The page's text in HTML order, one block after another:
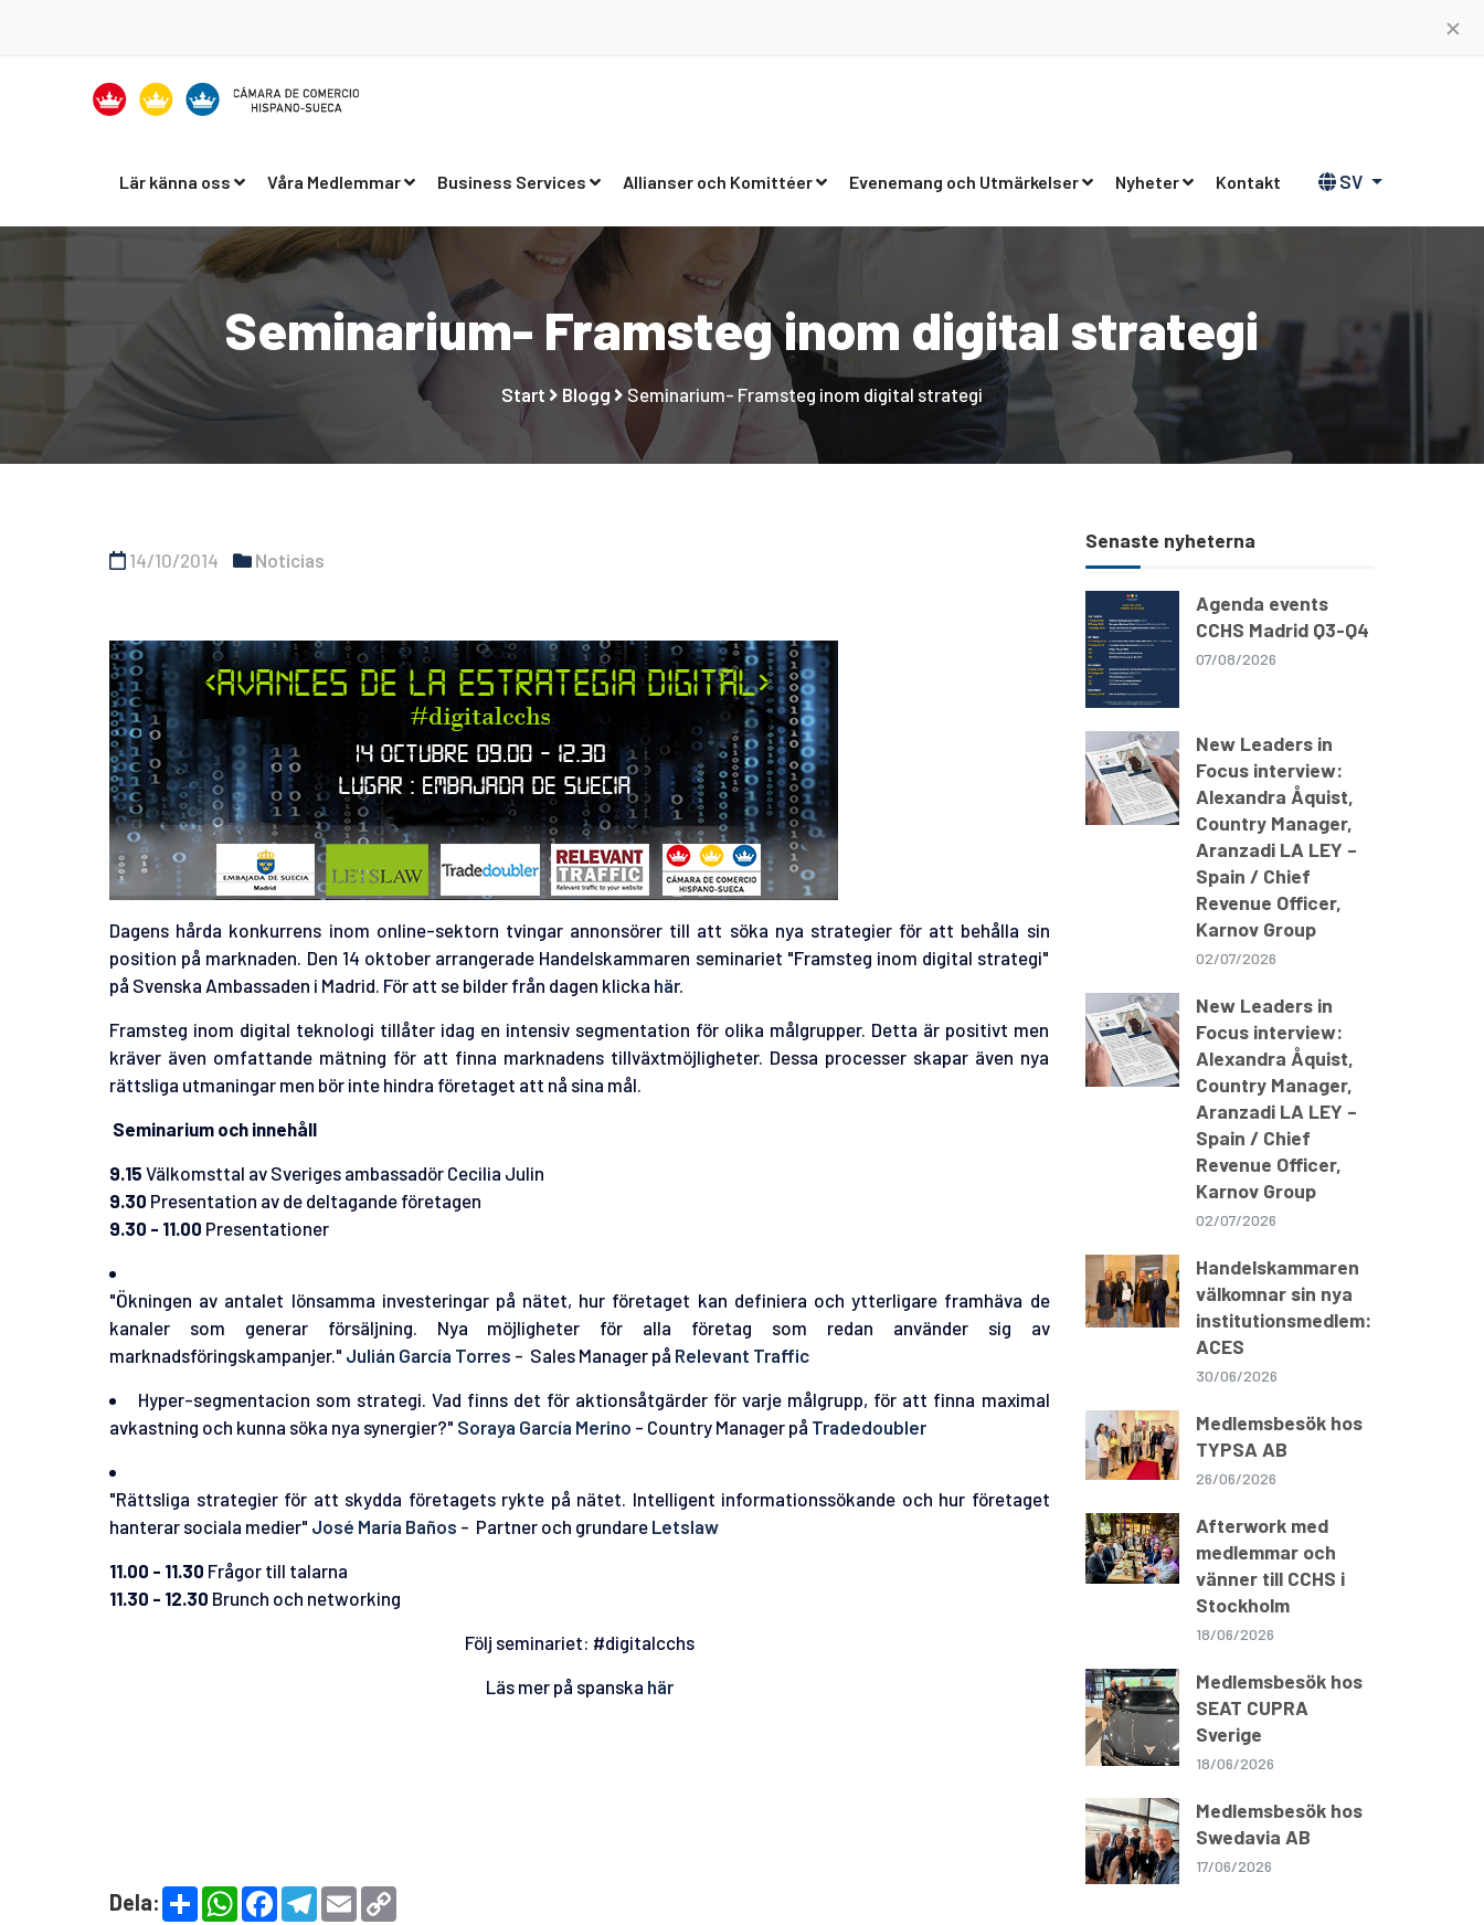
✕
Lär känna oss Våra Medlemmar Business Services Allianser och Komittéer Evenemang och Utmärkelser Nyheter Kontakt SV
Seminarium- Framsteg inom digital strategi
Start Blogg Seminarium- Framsteg inom digital strategi
14/10/2014 Noticias
Dagens hårda konkurrens inom online-sektorn tvingar annonsörer till att söka nya strategier för att behålla sin
position på marknaden. Den 14 oktober arrangerade Handelskammaren seminariet "Framsteg inom digital strategi"
på Svenska Ambassaden i Madrid. För att se bilder från dagen klicka här.
Framsteg inom digital teknologi tillåter idag en intensiv segmentation för olika målgrupper. Detta är positivt men
kräver även omfattande mätning för att finna marknadens tillväxtmöjligheter. Dessa processer skapar även nya
rättsliga utmaningar men bör inte hindra företaget att nå sina mål.
Seminarium och innehåll
9.15 Välkomsttal av Sveriges ambassadör Cecilia Julin
9.30 Presentation av de deltagande företagen
9.30 - 11.00 Presentationer
"Ökningen av antalet lönsamma investeringar på nätet, hur företaget kan definiera och ytterligare framhäva de
kanaler som generar försäljning. Nya möjligheter för alla företag som redan använder sig av
marknadsföringskampanjer." Julián García Torres - Sales Manager på Relevant Traffic
Hyper-segmentacion som strategi. Vad finns det för aktionsåtgärder för varje målgrupp, för att finna maximal
avkastning och kunna söka nya synergier?" Soraya García Merino - Country Manager på Tradedoubler
"Rättsliga strategier för att skydda företagets rykte på nätet. Intelligent informationssökande och hur företaget
hanterar sociala medier" José María Baños - Partner och grundare Letslaw
11.00 - 11.30 Frågor till talarna
11.30 - 12.30 Brunch och networking
Följ seminariet: #digitalcchs
Läs mer på spanska här
Dela:
S
h
W
h
F
T
e
E
m
Senaste nyheterna
Agenda events
CCHS Madrid Q3-Q4
07/08/2026
New Leaders in
Focus interview:
Alexandra Åquist,
Country Manager,
Aranzadi LA LEY –
Spain / Chief
Revenue Officer,
Karnov Group
02/07/2026
New Leaders in
Focus interview:
Alexandra Åquist,
Country Manager,
Aranzadi LA LEY –
Spain / Chief
Revenue Officer,
Karnov Group
02/07/2026
Handelskammaren
välkomnar sin nya
institutionsmedlem:
ACES
30/06/2026
Medlemsbesök hos
TYPSA AB
26/06/2026
Afterwork med
medlemmar och
vänner till CCHS i
Stockholm
18/06/2026
Medlemsbesök hos
SEAT CUPRA
Sverige
18/06/2026
Medlemsbesök hos
Swedavia AB
17/06/2026